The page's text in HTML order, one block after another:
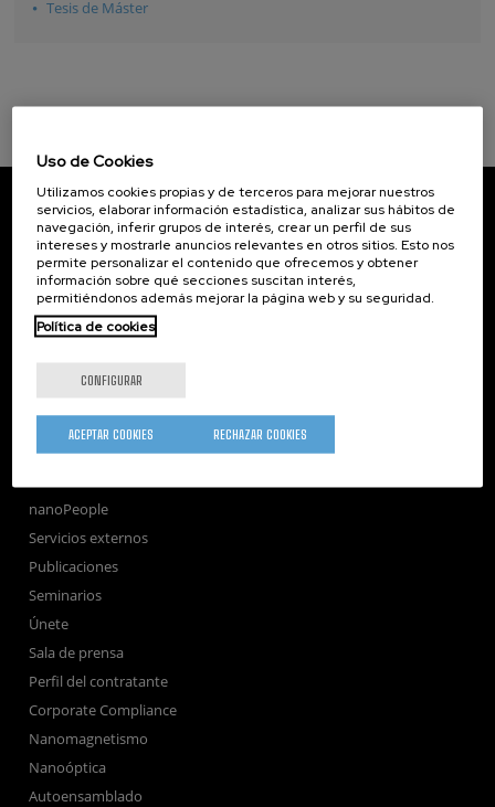
Tesis de Máster
CIC nanoGUNE
Tolosa Hiribidea, 76
E-20018 Donostia / San Sebastian
+34 9... Ver teléfono·nano@nanogune.eu
Subscribe to our Newsletter
nanoGUNE
Investigación
Formación
nanoPeople
Servicios externos
Publicaciones
Seminarios
Únete
Sala de prensa
Perfil del contratante
Corporate Compliance
Nanomagnetismo
Nanoóptica
Autoensamblado
Uso de Cookies
Utilizamos cookies propias y de terceros para mejorar nuestros
servicios, elaborar información estadística, analizar sus hábitos de
navegación, inferir grupos de interés, crear un perfil de sus
intereses y mostrarle anuncios relevantes en otros sitios. Esto nos
permite personalizar el contenido que ofrecemos y obtener
información sobre qué secciones suscitan interés,
permitiéndonos además mejorar la página web y su seguridad.
Política de cookies
CONFIGURAR
RECHAZAR COOKIES
ACEPTAR COOKIES